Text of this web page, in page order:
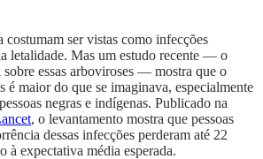
ser vistas como infecções
letalidade. Mas um estudo recente — o
essas arboviroses — mostra que o
é maior do que se imaginava, especialmente
negras e indígenas. Publicado na
, o levantamento mostra que pessoas
dessas infecções perderam até 22
à expectativa média esperada.